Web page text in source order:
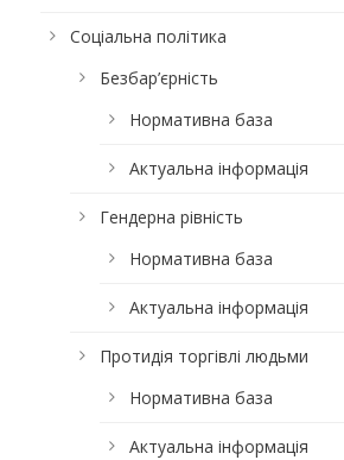
Соціальна політика
Безбар’єрність
Нормативна база
Актуальна інформація
Гендерна рівність
Нормативна база
Актуальна інформація
Протидія торгівлі людьми
Нормативна база
Актуальна інформація